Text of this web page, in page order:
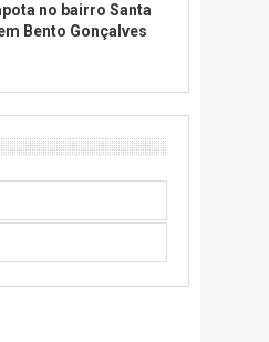
no bairro Santa
Bento Gonçalves